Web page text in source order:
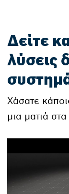
Δείτε
λύσεις
Χάσατε
μια ματιά